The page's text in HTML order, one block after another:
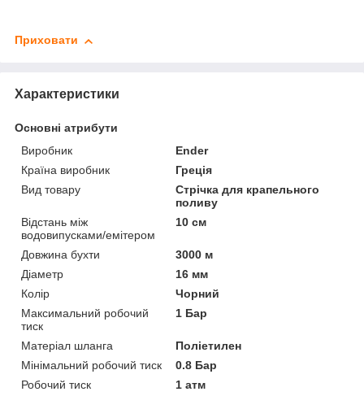
Приховати
Характеристики
Основні атрибути
Виробник
Ender
Країна виробник
Греція
Вид товару
Стрічка для крапельного
поливу
Відстань між
водовипусками/емітером
10 см
Довжина бухти
3000 м
Діаметр
16 мм
Колір
Чорний
Максимальний робочий
тиск
1 Бар
Матеріал шланга
Поліетилен
Мінімальний робочий тиск
0.8 Бар
Робочий тиск
1 атм